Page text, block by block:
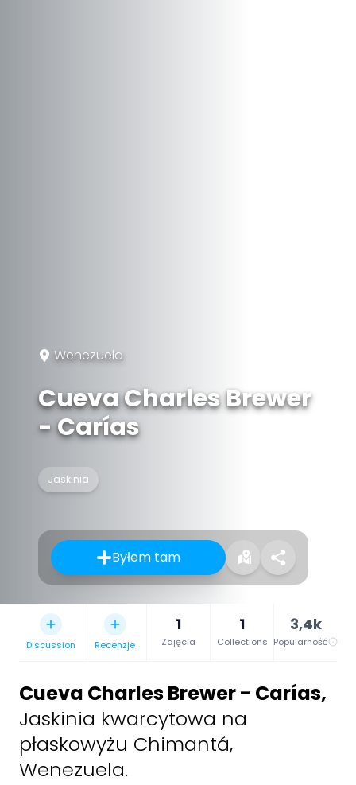
Wenezuela
Cueva Charles Brewer
- Carías
Jaskinia
Byłem tam
Discussion Recenzje
1
Zdjęcia
1
Collections
3,4k
Popularność
Cueva Charles Brewer - Carías,
Jaskinia kwarcytowa na
płaskowyżu Chimantá,
Wenezuela.